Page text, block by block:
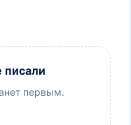
писали
первым.